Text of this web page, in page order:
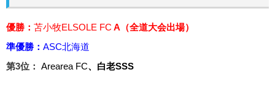
優勝： 苫小牧ELSOLE FC A（全道大会出場）
準優勝： ASC北海道
第3位： Arearea FC、白老SSS